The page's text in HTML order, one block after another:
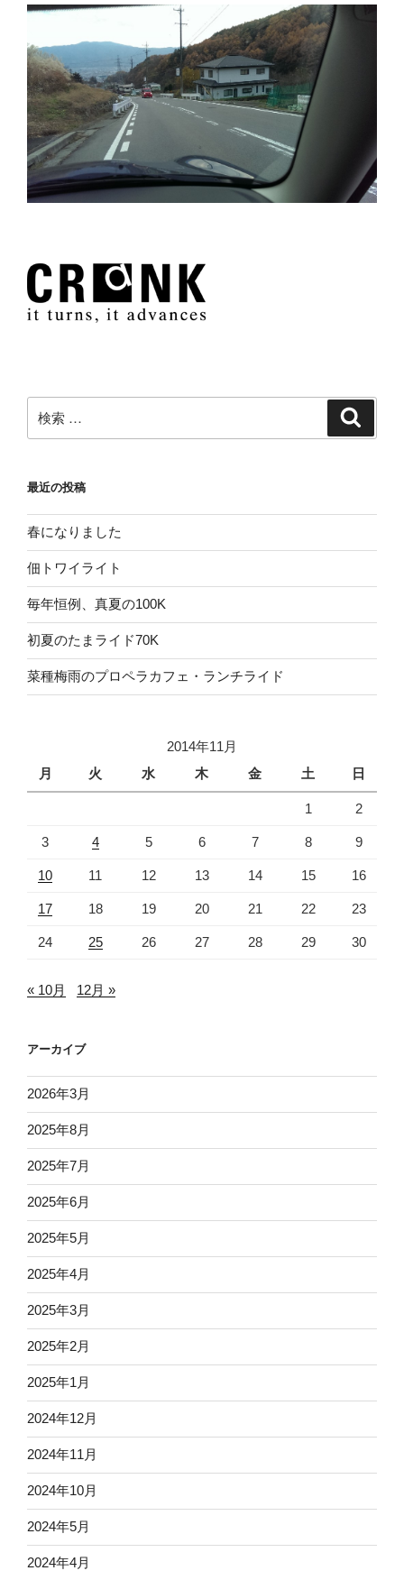
索:
最近の投稿
春になりました
佃トワイライト
毎年恒例、真夏の100K
初夏のたまライド70K
菜種梅雨のプロペラカフェ・ランチライド
2014年11月
月
火 水 木 金 土 日
1 2
3 4 5 6 7 8 9
10 11 12 13 14 15 16
17 18 19 20 21 22 23
24 25 26 27 28 29 30
« 10月 12月 »
アーカイブ
2026年3月
2025年8月
2025年7月
2025年6月
2025年5月
2025年4月
2025年3月
2025年2月
2025年1月
2024年12月
2024年11月
2024年10月
2024年5月
2024年4月